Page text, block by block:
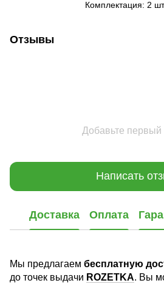
Комплектация: 2 шт
Отзывы
Добавьте первый
Написать
Доставка Оплата
Мы предлагаем бесплатную
до точек выдачи ROZETKA. Вы